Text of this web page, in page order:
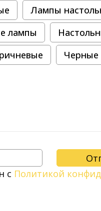
Лампы
лампы
Черные
с Политикой